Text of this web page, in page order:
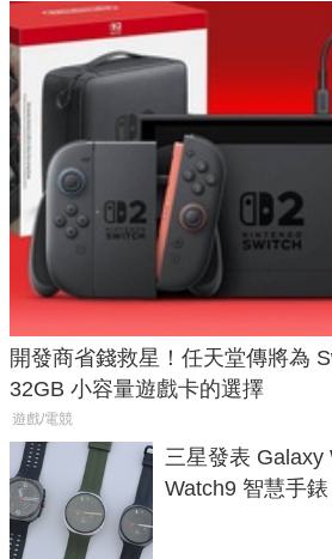
開發商省錢救星！任天堂傳將為
32GB 小容量遊戲卡的選擇
遊戲/電競
三星發表 Galaxy
Watch9 智慧手